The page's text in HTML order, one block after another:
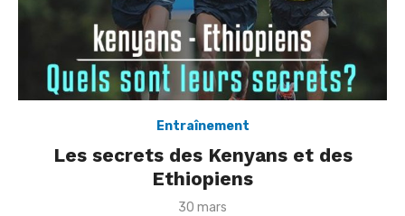
Entraînement
Les secrets des Kenyans et des
Ethiopiens
P
30 mars